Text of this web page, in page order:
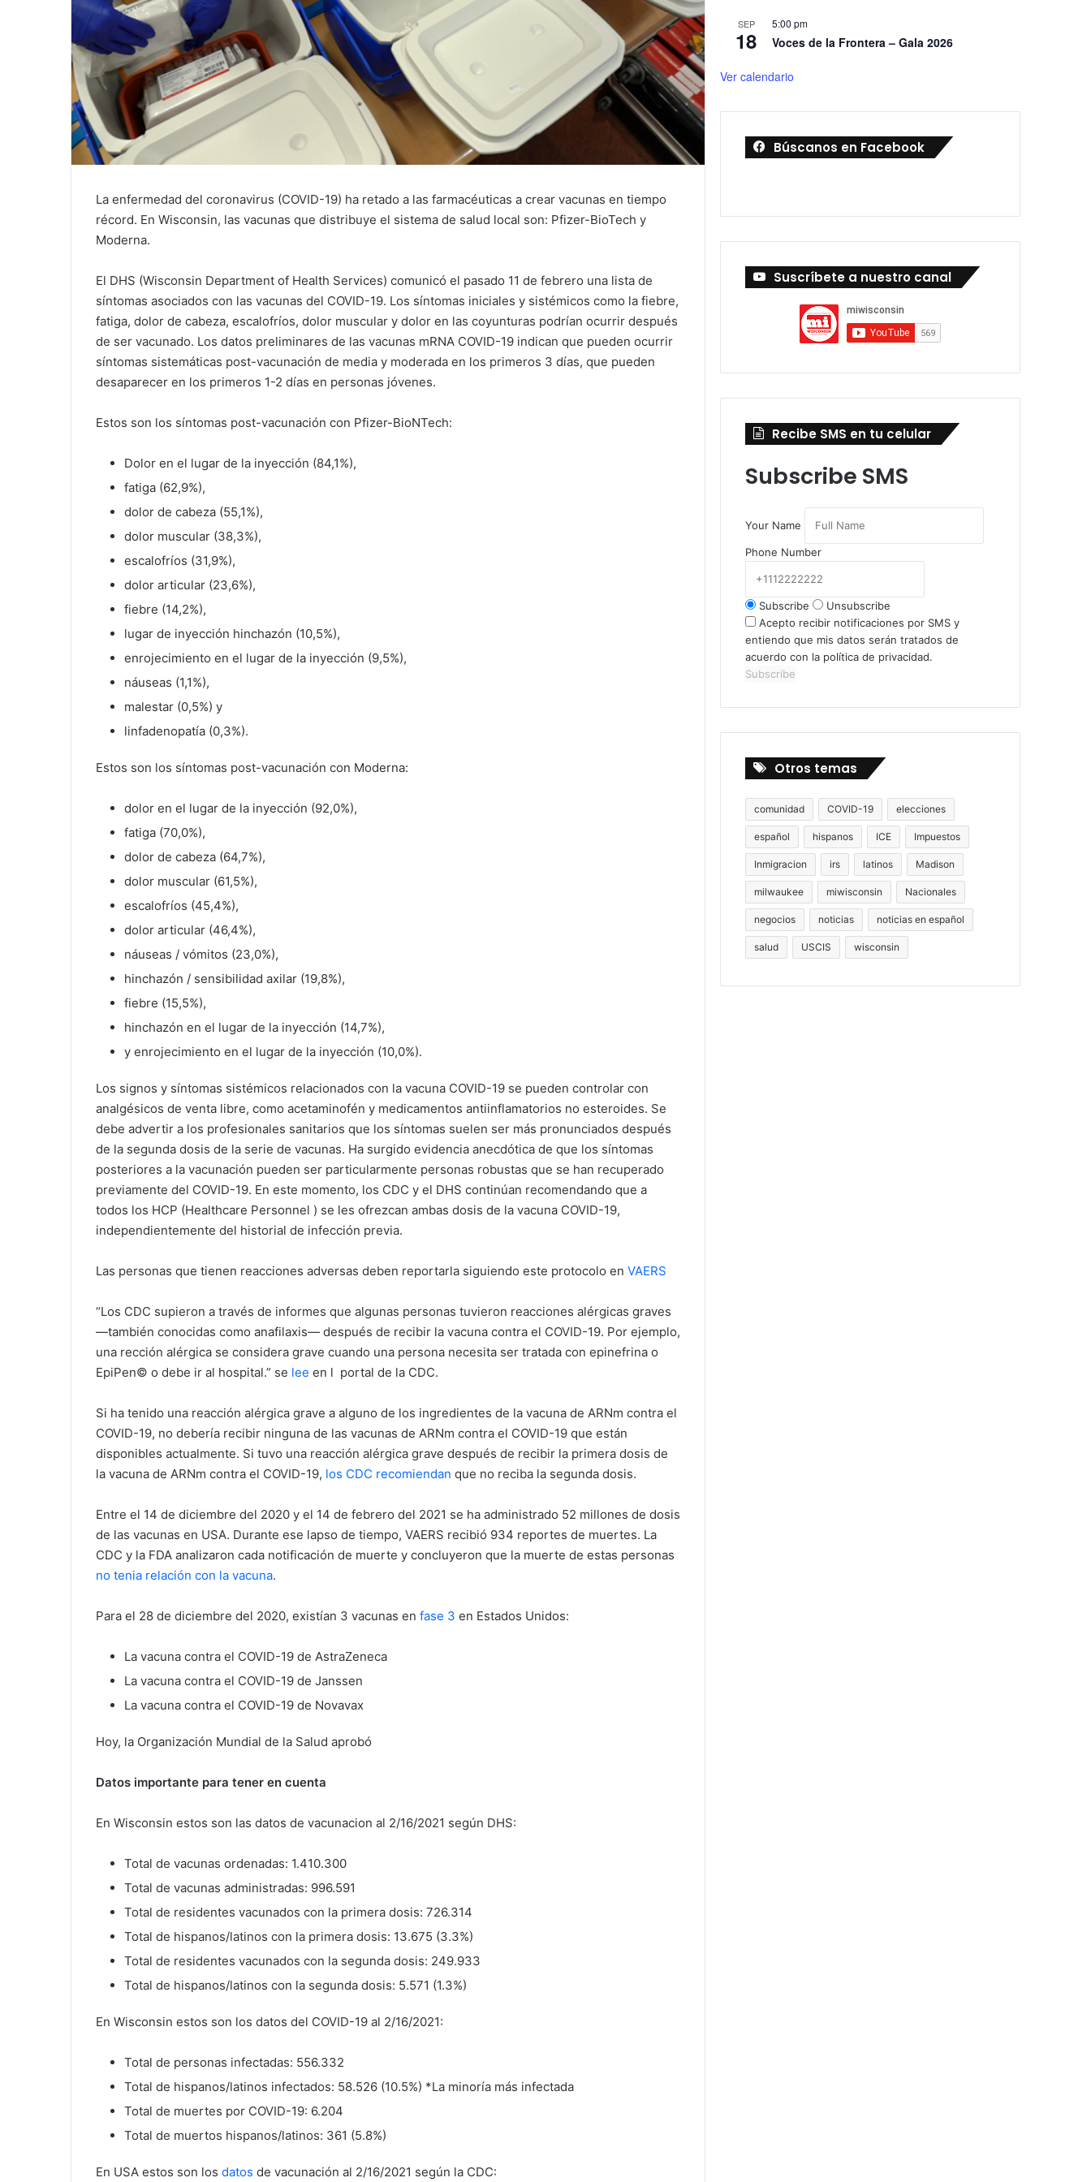
La enfermedad del coronavirus (COVID-19) ha retado a las farmacéuticas a crear vacunas en tiempo
récord. En Wisconsin, las vacunas que distribuye el sistema de salud local son: Pfizer-BioTech y
Moderna.
El DHS (Wisconsin Department of Health Services) comunicó el pasado 11 de febrero una lista de
síntomas asociados con las vacunas del COVID-19. Los síntomas iniciales y sistémicos como la fiebre,
fatiga, dolor de cabeza, escalofríos, dolor muscular y dolor en las coyunturas podrían ocurrir después
de ser vacunado. Los datos preliminares de las vacunas mRNA COVID-19 indican que pueden ocurrir
síntomas sistemáticas post-vacunación de media y moderada en los primeros 3 días, que pueden
desaparecer en los primeros 1-2 días en personas jóvenes.
Estos son los síntomas post-vacunación con Pfizer-BioNTech:
Dolor en el lugar de la inyección (84,1%),
fatiga (62,9%),
dolor de cabeza (55,1%),
dolor muscular (38,3%),
escalofríos (31,9%),
dolor articular (23,6%),
fiebre (14,2%),
lugar de inyección hinchazón (10,5%),
enrojecimiento en el lugar de la inyección (9,5%),
náuseas (1,1%),
malestar (0,5%) y
linfadenopatía (0,3%).
Estos son los síntomas post-vacunación con Moderna:
dolor en el lugar de la inyección (92,0%),
fatiga (70,0%),
dolor de cabeza (64,7%),
dolor muscular (61,5%),
escalofríos (45,4%),
dolor articular (46,4%),
náuseas / vómitos (23,0%),
hinchazón / sensibilidad axilar (19,8%),
fiebre (15,5%),
hinchazón en el lugar de la inyección (14,7%),
y enrojecimiento en el lugar de la inyección (10,0%).
Los signos y síntomas sistémicos relacionados con la vacuna COVID-19 se pueden controlar con
analgésicos de venta libre, como acetaminofén y medicamentos antiinflamatorios no esteroides. Se
debe advertir a los profesionales sanitarios que los síntomas suelen ser más pronunciados después
de la segunda dosis de la serie de vacunas. Ha surgido evidencia anecdótica de que los síntomas
posteriores a la vacunación pueden ser particularmente personas robustas que se han recuperado
previamente del COVID-19. En este momento, los CDC y el DHS continúan recomendando que a
todos los HCP (Healthcare Personnel ) se les ofrezcan ambas dosis de la vacuna COVID-19,
independientemente del historial de infección previa.
Las personas que tienen reacciones adversas deben reportarla siguiendo este protocolo en VAERS
“Los CDC supieron a través de informes que algunas personas tuvieron reacciones alérgicas graves
—también conocidas como anafilaxis— después de recibir la vacuna contra el COVID-19. Por ejemplo,
una rección alérgica se considera grave cuando una persona necesita ser tratada con epinefrina o
EpiPen© o debe ir al hospital.” se lee en l portal de la CDC.
Si ha tenido una reacción alérgica grave a alguno de los ingredientes de la vacuna de ARNm contra el
COVID-19, no debería recibir ninguna de las vacunas de ARNm contra el COVID-19 que están
disponibles actualmente. Si tuvo una reacción alérgica grave después de recibir la primera dosis de
la vacuna de ARNm contra el COVID-19, los CDC recomiendan que no reciba la segunda dosis.
Entre el 14 de diciembre del 2020 y el 14 de febrero del 2021 se ha administrado 52 millones de dosis
de las vacunas en USA. Durante ese lapso de tiempo, VAERS recibió 934 reportes de muertes. La
CDC y la FDA analizaron cada notificación de muerte y concluyeron que la muerte de estas personas
no tenia relación con la vacuna.
Para el 28 de diciembre del 2020, existían 3 vacunas en fase 3 en Estados Unidos:
La vacuna contra el COVID-19 de AstraZeneca
La vacuna contra el COVID-19 de Janssen
La vacuna contra el COVID-19 de Novavax​
Hoy, la Organización Mundial de la Salud aprobó
Datos importante para tener en cuenta
En Wisconsin estos son las datos de vacunacion al 2/16/2021 según DHS:
Total de vacunas ordenadas: 1.410.300
Total de vacunas administradas: 996.591
Total de residentes vacunados con la primera dosis: 726.314
Total de hispanos/latinos con la primera dosis: 13.675 (3.3%)
Total de residentes vacunados con la segunda dosis: 249.933
Total de hispanos/latinos con la segunda dosis: 5.571 (1.3%)
En Wisconsin estos son los datos del COVID-19 al 2/16/2021:
Total de personas infectadas: 556.332
Total de hispanos/latinos infectados: 58.526 (10.5%) *La minoría más infectada
Total de muertes por COVID-19: 6.204
Total de muertos hispanos/latinos: 361 (5.8%)
En USA estos son los datos de vacunación al 2/16/2021 según la CDC:
SEP
18
5:00 pm
Voces de la Frontera – Gala 2026
Ver calendario
Búscanos en Facebook
Suscríbete a nuestro canal
Recibe SMS en tu celular
Subscribe SMS
Your Name
Phone Number
Subscribe
Unsubscribe
Acepto recibir notificaciones por SMS y
entiendo que mis datos serán tratados de
acuerdo con la política de privacidad.
Subscribe
Otros temas
comunidad COVID-19 elecciones
español hispanos ICE Impuestos
Inmigracion irs latinos Madison
milwaukee miwisconsin Nacionales
negocios noticias noticias en español
salud USCIS wisconsin